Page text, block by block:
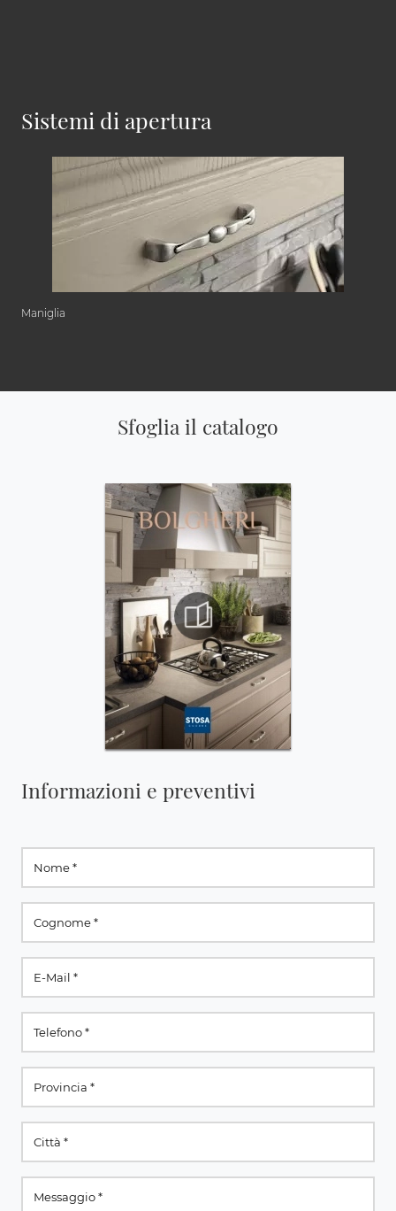
Sistemi di apertura
Maniglia
Sfoglia il catalogo
Informazioni e preventivi